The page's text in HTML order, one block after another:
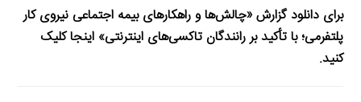
برای دانلود گزارش «چالش‌ها و راهکارهای بیمه اجتماعی نیروی کار
پلتفرمی؛ با تأکید بر رانندگان تاکسی‌های اینترنتی» اینجا کلیک
کنید.